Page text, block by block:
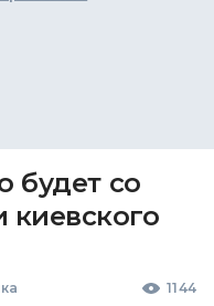
будет со
1144